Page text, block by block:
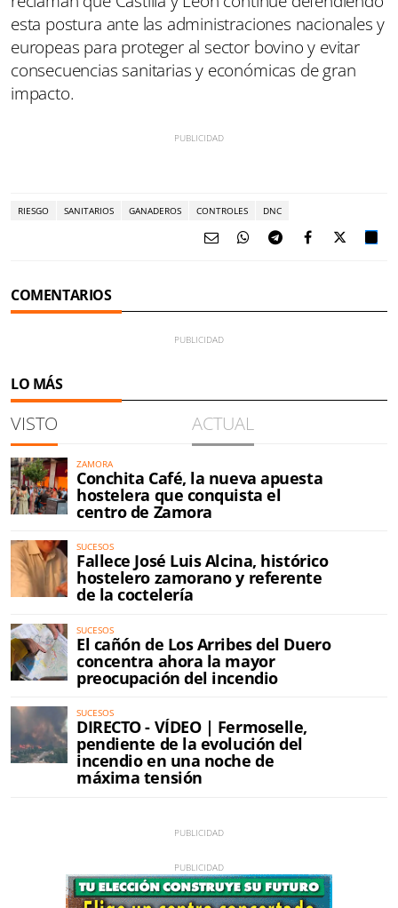
esta postura ante las administraciones nacionales y
europeas para proteger al sector bovino y evitar
consecuencias sanitarias y económicas de gran
impacto.
RIESGO SANITARIOS GANADEROS CONTROLES DNC
COMENTARIOS
LO MÁS
VISTO ACTUAL
ZAMORA
Conchita Café, la nueva apuesta
hostelera que conquista el
centro de Zamora
SUCESOS
Fallece José Luis Alcina, histórico
hostelero zamorano y referente
de la coctelería
SUCESOS
El cañón de Los Arribes del Duero
concentra ahora la mayor
preocupación del incendio
SUCESOS
DIRECTO - VÍDEO | Fermoselle,
pendiente de la evolución del
incendio en una noche de
máxima tensión